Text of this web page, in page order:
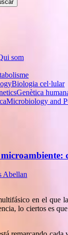
som
Biologia cel·lular
Genètica
Microbiology and
Abellan
en el que
lo ciertos es